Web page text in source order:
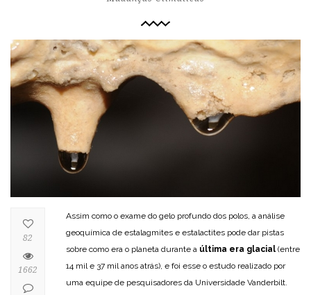
Assim como o exame do gelo profundo dos polos, a análise
geoquímica de estalagmites e estalactites pode dar pistas
sobre como era o planeta durante a última era glacial (entre
14 mil e 37 mil anos atrás), e foi esse o estudo realizado por
uma equipe de pesquisadores da Universidade Vanderbilt.
82
1662